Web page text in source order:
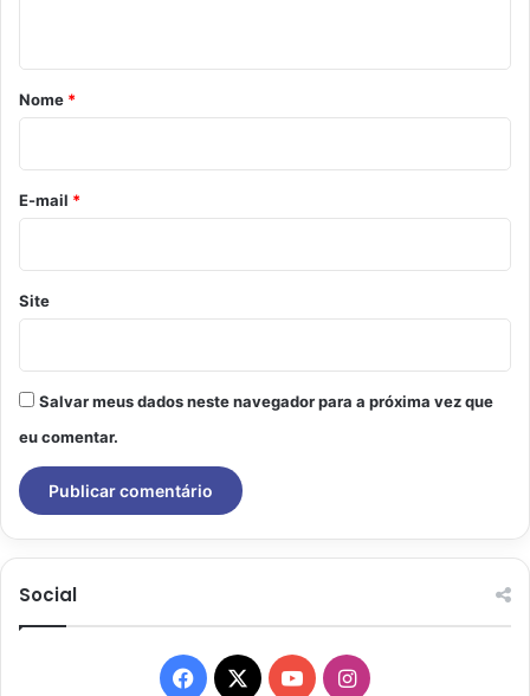
r
o
*
Nome *
E-mail *
Site
Salvar meus dados neste navegador para a próxima vez que
eu comentar.
Social
Facebook
X YouTubeInstagram